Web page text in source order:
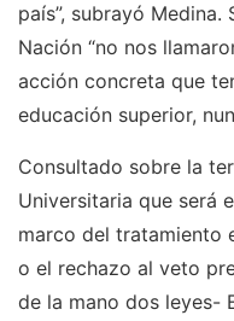
país”, subrayó
Nación “no nos
acción concreta que
educación superior,
Consultado sobre la
Universitaria que será
marco del tratamiento
o el rechazo al veto
de la mano dos leyes-